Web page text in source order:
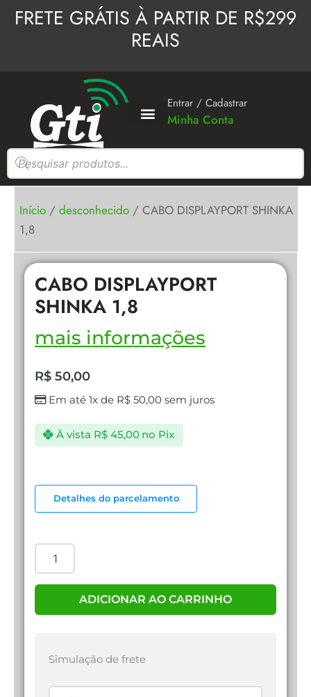
paraFRETE GRÁTIS À PARTIR DE R$299
REAIS
Entrar / Cadastrar
Minha Conta
Pesquisar
produtos
Início / desconhecido / CABO DISPLAYPORT SHINKA
1,8
CABO DISPLAYPORT
SHINKA 1,8
mais informações
R$ 50,00
Em até 1x de R$50,00sem juros
À vista R$45,00 no Pix
Detalhes do parcelamento
DISPLAYPORT
SHINKA
ADICIONAR AO CARRINHO
Simulação de frete